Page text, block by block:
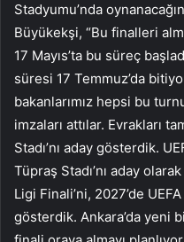
Stadyumu’nda
Büyükekşi, “Bu finalleri
17 Mayıs’ta bu süreç
süresi 17 Temmuz’da
bakanlarımız hepsi bu
imzaları attılar. Evrakları
Stadı’nı aday gösterdik.
Tüpraş Stadı’nı aday
Ligi Finali’ni, 2027’de
gösterdik. Ankara’da yeni